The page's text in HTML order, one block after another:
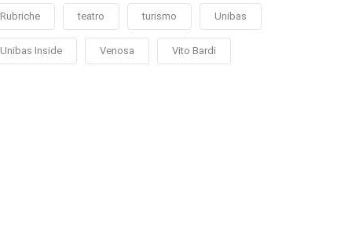
Rubriche teatro turismo Unibas
Unibas Inside Venosa Vito Bardi